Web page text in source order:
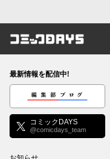
コミック
最新情報を配信中!
編集部ブログ
コミックDAYS
@comicdays_team